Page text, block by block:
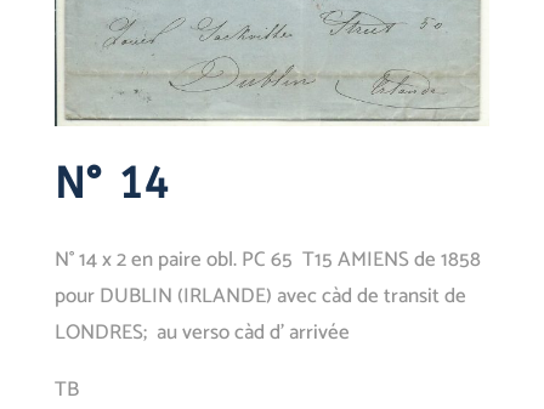
N° 14
N° 14 x 2 en paire obl. PC 65 T15 AMIENS de 1858
pour DUBLIN (IRLANDE) avec càd de transit de
LONDRES; au verso càd d’ arrivée
TB